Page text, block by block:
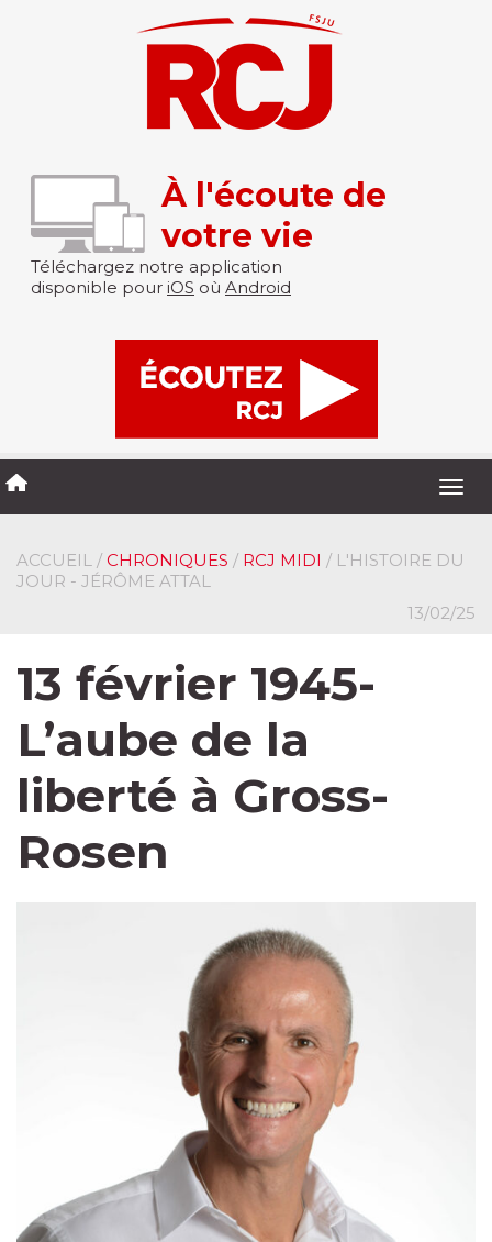
À l'écoute de
votre vie
Téléchargez notre application
disponible pour iOS où Android
ACCUEIL / CHRONIQUES / RCJ MIDI / L'HISTOIRE DU
JOUR - JÉRÔME ATTAL
13/02/25
13 février 1945-
L’aube de la
liberté à Gross-
Rosen